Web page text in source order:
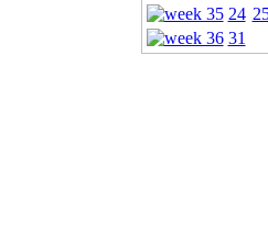
24
31